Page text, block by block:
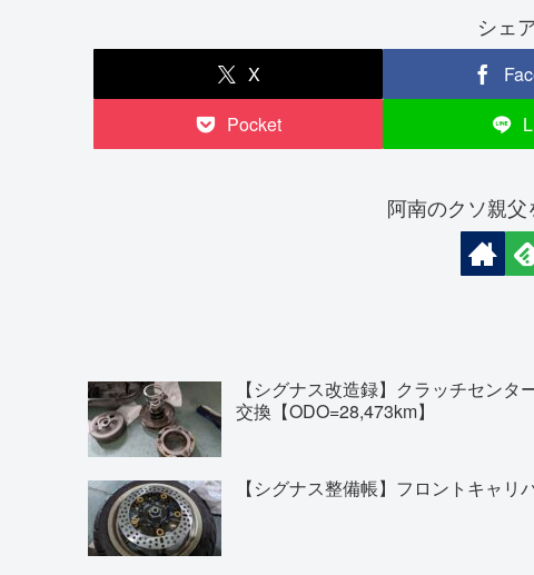
シェ
X
Pocket
阿南のクソ親
【シグナス改造録】クラッチセン
交換【ODO=28,473km】
【シグナス整備帳】フロントキャリ